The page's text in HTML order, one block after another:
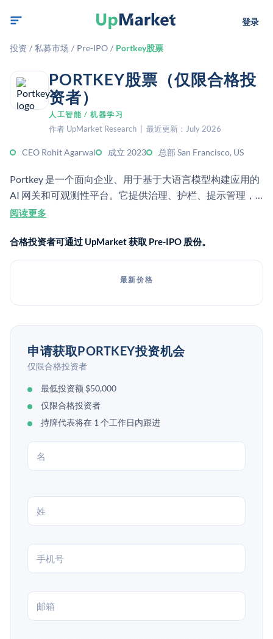
登录
投资 / 私募市场 / Pre-IPO / Portkey股票
PORTKEY股票（仅限合格投
资者）
人工智能 / 机器学习
作者 UpMarket Research | 最近更新：July 2026
CEO Rohit Agarwal 成立 2023 总部 San Francisco, US
Portkey 是一个面向企业、用于基于大语言模型构建应用的
AI 网关和可观测性平台。它提供治理、护栏、提示管理，
以及面向 AI 应用和智能体的控制平面。
阅读更多
合格投资者可通过 UpMarket 获取 Pre-IPO 股份。
最新价格
申请获取PORTKEY投资机会
仅限合格投资者
最低投资额 $50,000
仅限合格投资者
持牌代表将在 1 个工作日内跟进